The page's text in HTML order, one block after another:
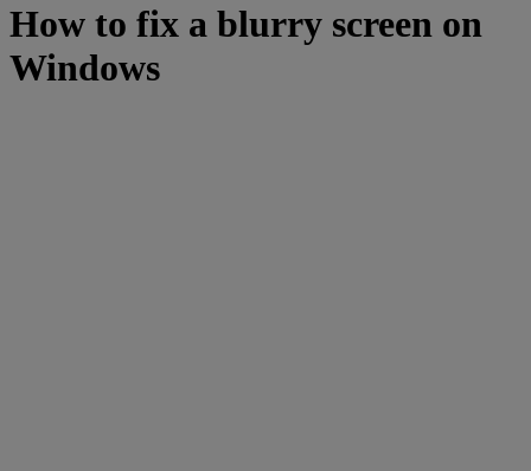
How to fix a blurry screen on
Windows